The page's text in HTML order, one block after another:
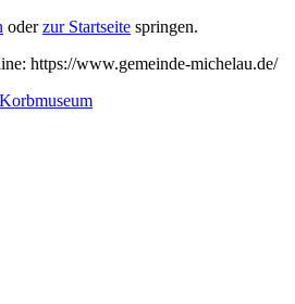
oderzur Startseite springen.
https://www.gemeinde-michelau.de/